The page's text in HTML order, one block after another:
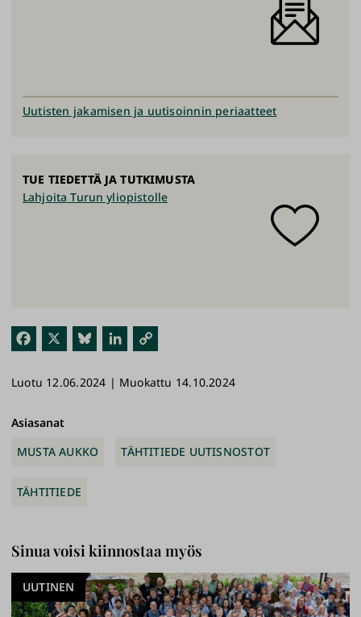
Fac
ok
Blu
y
Link
n
link
Uutisten jakamisen ja uutisoinnin periaatteet
TUE TIEDETTÄ JA TUTKIMUSTA
Lahjoita Turun yliopistolle
Luotu 12.06.2024 | Muokattu 14.10.2024
Asiasanat
MUSTA AUKKO
TÄHTITIEDE UUTISNOSTOT
TÄHTITIEDE
Sinua voisi kiinnostaa myös
UUTINEN